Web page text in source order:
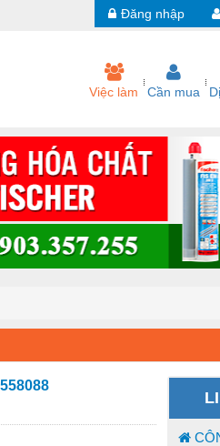
Đăng nhập
Việc làm Cần mua